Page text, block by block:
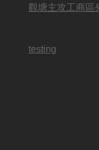
觀塘主攻工商區
testing